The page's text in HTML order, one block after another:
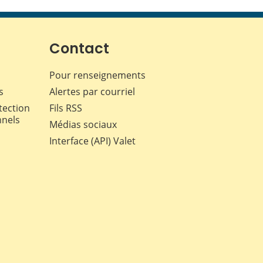
page
Facebook
page page page
Contact
Pour renseignements
Alertes par courriel
Fils RSS
Médias sociaux
Interface (API) Valet